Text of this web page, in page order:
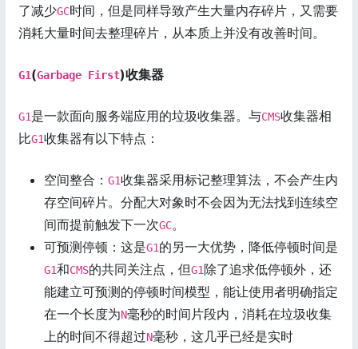
了减少GC时间，但是同样导致产生大量内存碎片，又需要
消耗大量时间去整理碎片，从本质上并没有改善时间。
G1(Garbage First)收集器
G1是一款面向服务端应用的垃圾收集器。与CMS收集器相
比G1收集器有以下特点：
空间整合： G1收集器采用标记整理算法，不会产生内
存空间碎片。分配大对象时不会因为无法找到连续空
间而提前触发下一次GC。
可预测停顿：这是G1的另一大优势，降低停顿时间是
G1和CMS的共同关注点，但G1除了追求低停顿外，还
能建立可预测的停顿时间模型，能让使用者明确指定
在一个长度为N毫秒的时间片段内，消耗在垃圾收集
上的时间不得超过N毫秒，这几乎已经是实时